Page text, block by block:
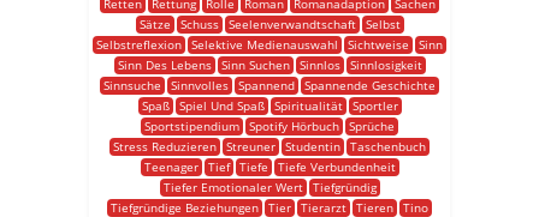
Retten
Rettung Rolle Roman Romanadaption Sachen
Sätze
Schuss Seelenverwandtschaft
Selbst
Selbstreflexion Selektive Medienauswahl Sichtweise
Sinn
Sinn Des Lebens
Sinn Suchen Sinnlos
Sinnlosigkeit
Sinnsuche
Sinnvolles Spannend Spannende Geschichte
Spaß
Spiel Und Spaß Spiritualität
Sportler
Sportstipendium Spotify Hörbuch Sprüche
Stress Reduzieren Streuner Studentin Taschenbuch
Teenager
Tief Tiefe
Tiefe Verbundenheit
Tiefer Emotionaler Wert
Tiefgründig
Tiefgründige Beziehungen Tier Tierarzt Tieren Tino